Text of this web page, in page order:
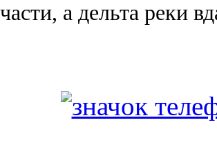
части, а дельта реки